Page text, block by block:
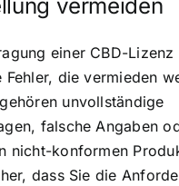
vermeiden
einer CBD-
Fehler, die vermieden
unvollständige
falsche Angaben
nicht-konformen
dass Sie die